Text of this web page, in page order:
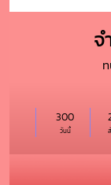
จ
วันนี้
300